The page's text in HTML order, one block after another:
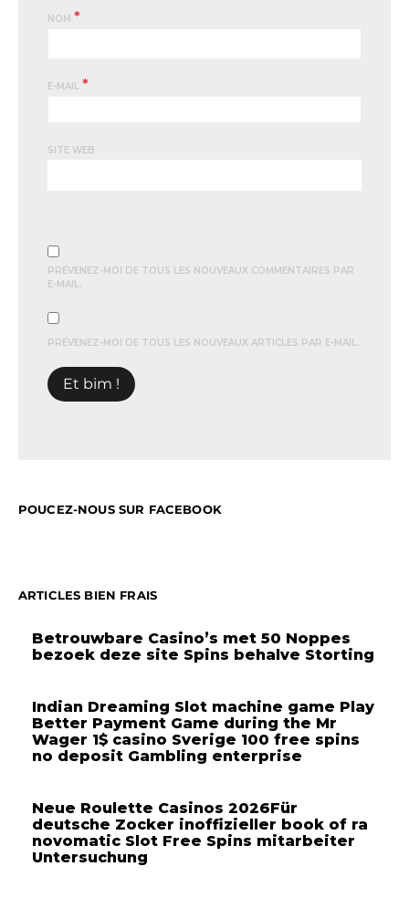
NOM *
E-MAIL *
SITE WEB
PRÉVENEZ-MOI DE TOUS LES NOUVEAUX COMMENTAIRES PAR
E-MAIL.
PRÉVENEZ-MOI DE TOUS LES NOUVEAUX ARTICLES PAR E-MAIL.
POUCEZ-NOUS SUR FACEBOOK
ARTICLES BIEN FRAIS
Betrouwbare Casino’s met 50 Noppes
bezoek deze site Spins behalve Storting
Indian Dreaming Slot machine game Play
Better Payment Game during the Mr
Wager 1$ casino Sverige 100 free spins
no deposit Gambling enterprise
Neue Roulette Casinos 2026Für
deutsche Zocker inoffizieller book of ra
novomatic Slot Free Spins mitarbeiter
Untersuchung